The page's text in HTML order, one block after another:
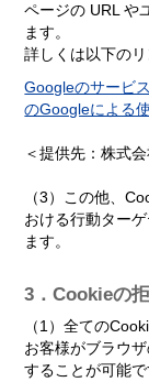
ページの URL や
ます。
詳しくは以下の
Googleのサービ
のGoogleによる
＜提供先：株式
（3）この他、
おける行動ター
ます。
3．Cookieの
（1）全ての
お客様がブラウ
することが可能